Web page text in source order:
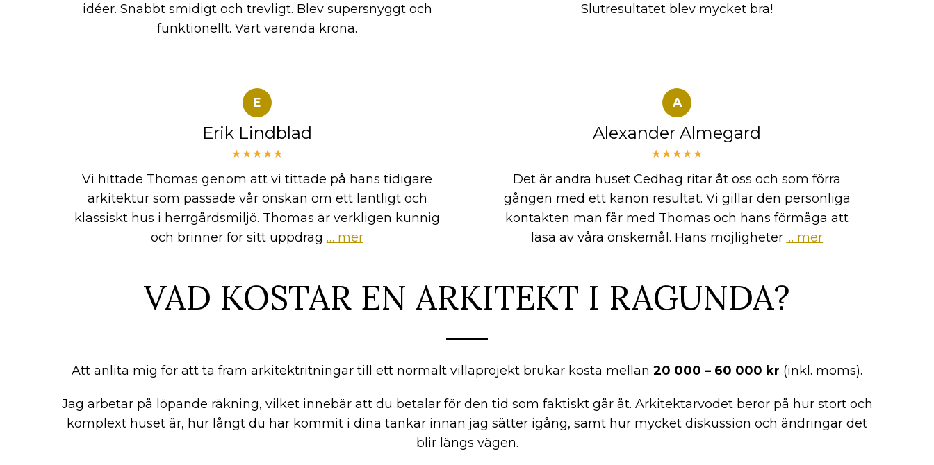
idéer. Snabbt smidigt och trevligt. Blev supersnyggt och
funktionellt. Värt varenda krona.
Slutresultatet blev mycket bra!
E
Erik Lindblad
★★★★★
Vi hittade Thomas genom att vi tittade på hans tidigare
arkitektur som passade vår önskan om ett lantligt och
klassiskt hus i herrgårdsmiljö. Thomas är verkligen kunnig
och brinner för sitt uppdrag … mer
A
Alexander Almegard
★★★★★
Det är andra huset Cedhag ritar åt oss och som förra
gången med ett kanon resultat. Vi gillar den personliga
kontakten man får med Thomas och hans förmåga att
läsa av våra önskemål. Hans möjligheter … mer
VAD KOSTAR EN ARKITEKT I RAGUNDA?
Att anlita mig för att ta fram arkitektritningar till ett normalt villaprojekt brukar kosta mellan 20 000 – 60 000 kr (inkl. moms).
Jag arbetar på löpande räkning, vilket innebär att du betalar för den tid som faktiskt går åt. Arkitektarvodet beror på hur stort och
komplext huset är, hur långt du har kommit i dina tankar innan jag sätter igång, samt hur mycket diskussion och ändringar det
blir längs vägen.